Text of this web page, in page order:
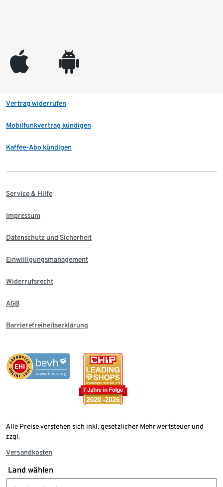
appleinc android
Vertrag widerrufen
Mobilfunkvertrag kündigen
Kaffee-Abo kündigen
Service & Hilfe
Impressum
Datenschutz und Sicherheit
Einwilligungsmanagement
Widerrufsrecht
AGB
Barrierefreiheitserklärung
Alle Preise verstehen sich inkl. gesetzlicher Mehrwertsteuer und
zzgl.
Versandkosten
Land wählen